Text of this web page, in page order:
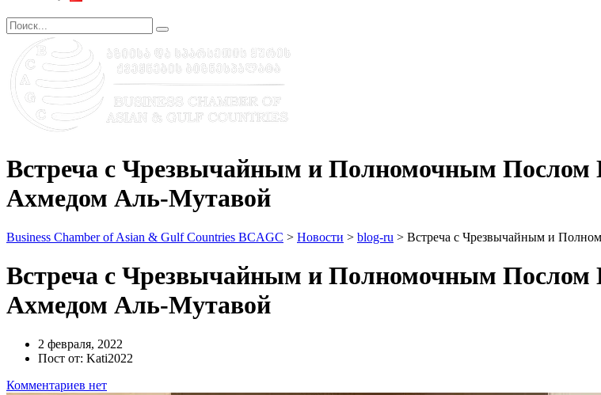
Встреча с Чрезвычайным и Полномочным Послом
Ахмедом Аль-Мутавой
Business Chamber of Asian & Gulf Countries BCAGC > Новости > blog-ru > Встреча с Чрезвычайным и
Встреча с Чрезвычайным и Полномочным Послом
Ахмедом Аль-Мутавой
2 февраля, 2022
Пост от: Kati2022
Комментариев нет